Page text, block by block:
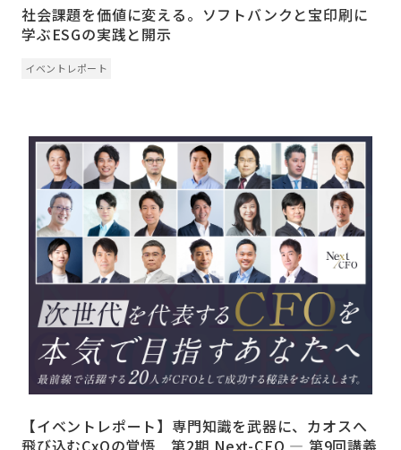
社会課題を価値に変える。ソフトバンクと宝印刷に
学ぶESGの実践と開示
イベントレポート
【イベントレポート】専門知識を武器に、カオスへ
飛び込むCxOの覚悟 第2期 Next-CFO ― 第9回講義